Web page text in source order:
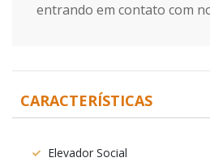
entrando em contato com
CARACTERÍSTICAS
Elevador Social